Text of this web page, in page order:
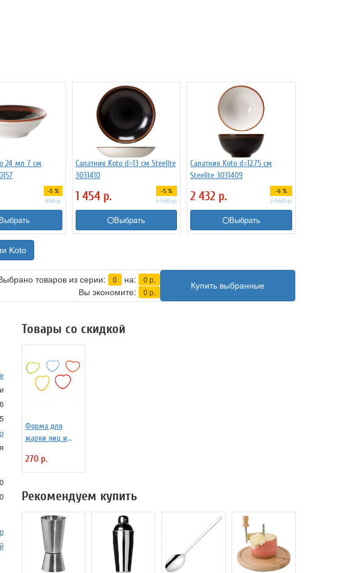
24 мл 7 см
-5 %
810р.
Выбрать
Салатник Koto d=13 см Steelite
3031410
1 454 р. -5 %
1 530р.
Выбрать
Салатник Koto d=12.75 см
Steelite 3031409
2 432 р. -6 %
2 560р.
Выбрать
Koto
товаров из серии: 0 на: 0 р.
Вы экономите: 0 р.
Купить выбранные
Товары со скидкой
Форма для
жарки яиц и
силиконовая
Любовь
270 р.
Рекомендуем купить